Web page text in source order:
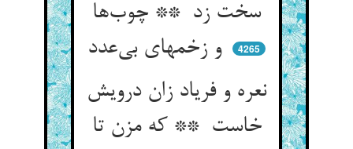
سخت زد ** چوب‌ها
و زخمهای بی‌عدد
4265
نعره و فریاد زان درویش
خاست ** که مزن تا